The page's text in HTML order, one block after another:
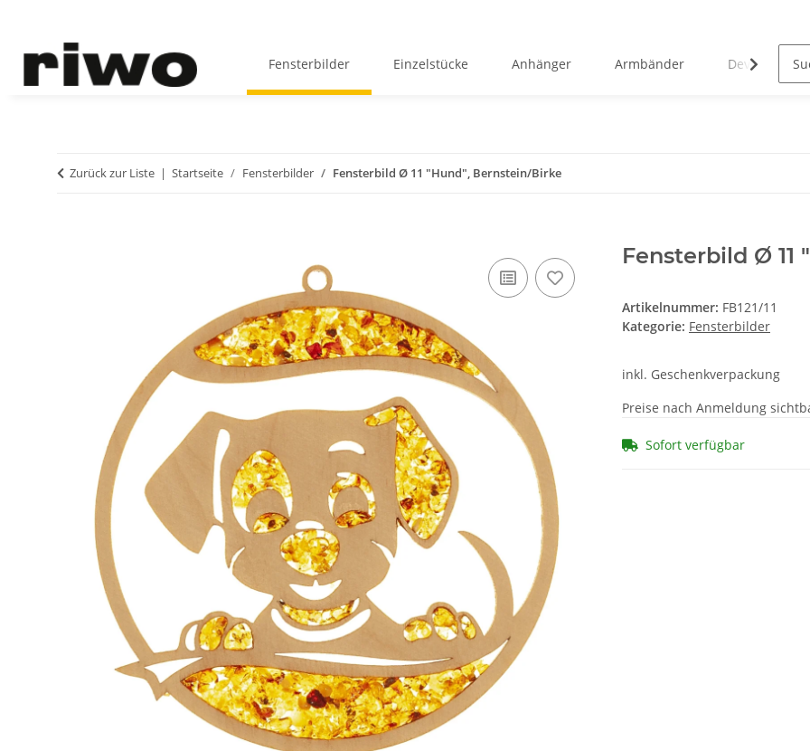
Fensterbilder Einzelstücke Anhänger Armbänder Devotionalien
Zurück zur Liste Startseite Fensterbilder Fensterbild Ø 11 "Hund", Bernstein/Birke
Fensterbild Ø 11
Artikelnummer: FB121/11
Kategorie: Fensterbilder
inkl. Geschenkverpackung
Preise nach Anmeldung
Sofort verfügbar